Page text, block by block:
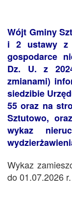
Wójt Gminy
i 2 ustawy z
gospodarce
Dz. U. z
zmianami)
siedzibie
55 oraz na
Sztutowo,
wykaz
Wykaz
do 01.07.2026 r.